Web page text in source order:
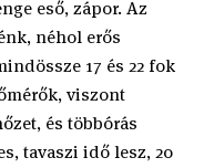
eső, zápor. Az
néhol erős
17 és 22 fok
viszont
és többórás
tavaszi idő lesz, 20